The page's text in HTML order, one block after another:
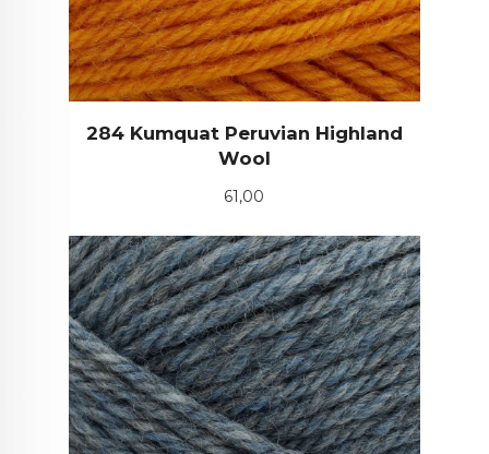
284 Kumquat Peruvian Highland
Wool
Pris
61,00